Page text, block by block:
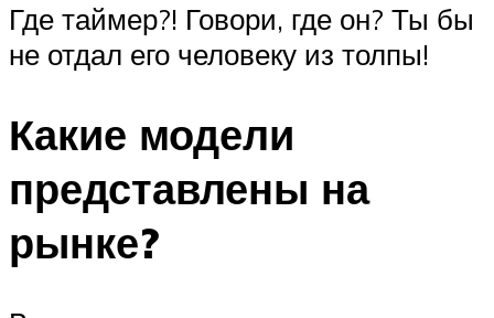
Где таймер?! Говори, где он? Ты бы
не отдал его человеку из толпы!
Какие модели
представлены на
рынке?